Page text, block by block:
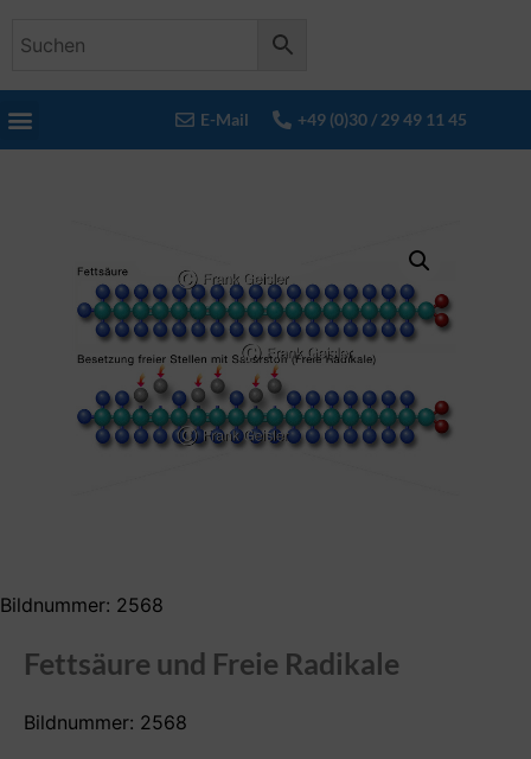
E-Mail +49 (0)30 / 29 49 11 45
Bildnummer: 2568
Fettsäure und Freie Radikale
Bildnummer: 2568